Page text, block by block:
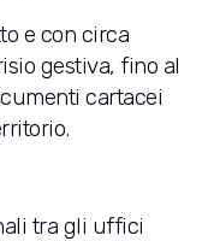
e con circa
gestiva, fino al
cartacei
tra gli uffici